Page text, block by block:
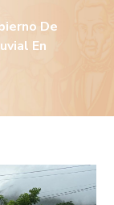
De
En